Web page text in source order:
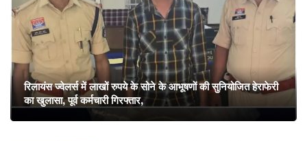
रिलायंस ज्वेलर्स में लाखों रुपये के सोने के आभूषणों की सुनियोजित हेराफेरी
का खुलासा, पूर्व कर्मचारी गिरफ्तार,